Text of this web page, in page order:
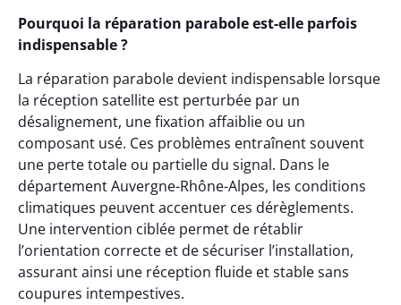
Pourquoi la réparation parabole est-elle parfois
indispensable ?
La réparation parabole devient indispensable lorsque
la réception satellite est perturbée par un
désalignement, une fixation affaiblie ou un
composant usé. Ces problèmes entraînent souvent
une perte totale ou partielle du signal. Dans le
département Auvergne-Rhône-Alpes, les conditions
climatiques peuvent accentuer ces dérèglements.
Une intervention ciblée permet de rétablir
l’orientation correcte et de sécuriser l’installation,
assurant ainsi une réception fluide et stable sans
coupures intempestives.